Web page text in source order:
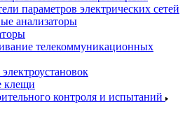
параметров электрических сетей
анализаторы
телекоммуникационных
клещи
контроля и испытаний